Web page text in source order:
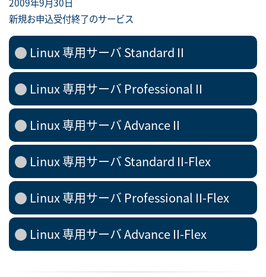
新規お申込受付終了のサービス
Linux 専用サーバ Standard II
Linux 専用サーバ Professional II
Linux 専用サーバ Advance II
Linux 専用サーバ Standard II-Flex
Linux 専用サーバ Professional II-Flex
Linux 専用サーバ Advance II-Flex